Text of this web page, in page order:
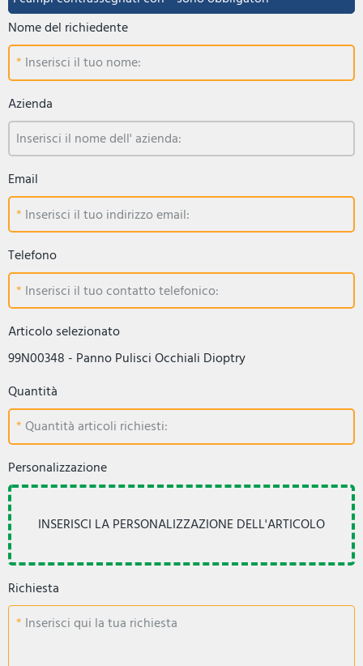
Nome del richiedente
Inserisci il tuo nome:
Azienda
Inserisci il nome dell' azienda:
Email
Inserisci il tuo indirizzo email:
Telefono
Inserisci il tuo contatto telefonico:
Articolo selezionato
99N00348 - Panno Pulisci Occhiali Dioptry
Quantità
Quantità articoli richiesti:
Personalizzazione
Richiesta
Inserisci qui la tua richiesta